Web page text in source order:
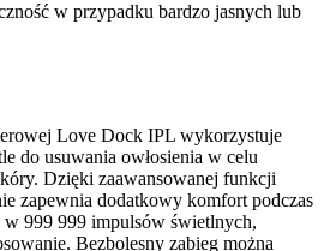
w przypadku bardzo jasnych lub
Love Dock IPL wykorzystuje
do usuwania owłosienia w celu
Dzięki zaawansowanej funkcji
zapewnia dodatkowy komfort podczas
999 999 impulsów świetlnych,
Bezbolesny zabieg można